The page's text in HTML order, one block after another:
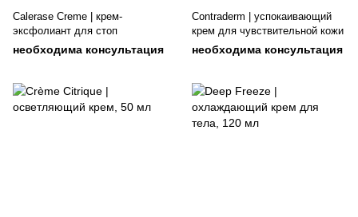
Calerase Creme | крем-
эксфолиант для стоп
необходима консультация
Contraderm | успокаивающий
крем для чувствительной кожи
необходима консультация